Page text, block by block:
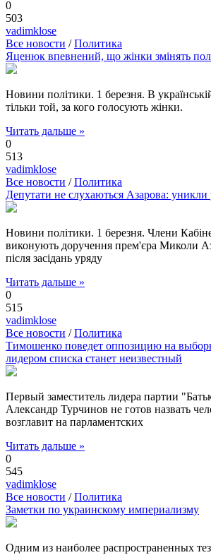
0
503
vadimklose
Все новости /Политика
Яценюк впевнений, що жінки змінять
Новини політики. 1 березня. В
тільки той, за кого голосують жінки.
Читать дальше »
0
513
vadimklose
Все новости /Политика
Депутати не слухаються Азарова: уникли
Новини політики. 1 березня. Члени
виконують доручення прем'єра Миколи
після засідань уряду
Читать дальше »
0
515
vadimklose
Все новости /Политика
Тимошенко поведет оппозицию на
лидером списка станет неизвестный
Первый заместитель лидера партии
Александр Турчинов не готов назвать
возглавит на парламентских
Читать дальше »
0
545
vadimklose
Все новости /Политика
Заметки по украинскому империализму
Одним из наиболее распространенных